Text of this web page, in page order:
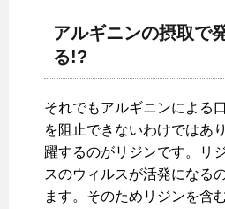
アルギニンの摂取で
る!?
それでもアルギニンによる
を阻止できないわけではあ
躍するのがリジンです。リ
スのウィルスが活発になる
ます。そのためリジンを含